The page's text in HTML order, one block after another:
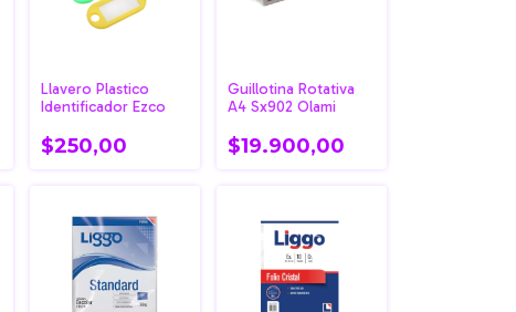
Llavero Plastico
Identificador Ezco
$250,00
Guillotina Rotativa
A4 Sx902 Olami
$19.900,00